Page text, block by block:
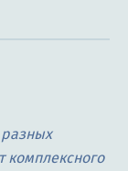
комплексного